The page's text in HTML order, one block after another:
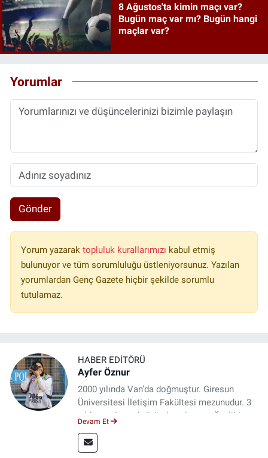
8 Ağustos'ta kimin maçı var?
Bugün maç var mı? Bugün hangi
maçlar var?
Yorumlar
Gönder
Yorum yazarak topluluk kurallarımızı kabul etmiş
bulunuyor ve tüm sorumluluğu üstleniyorsunuz. Yazılan
yorumlardan Genç Gazete hiçbir şekilde sorumlu
tutulamaz.
HABER EDITÖRÜ
Ayfer Öznur
2000 yılında Van’da doğmuştur. Giresun
Üniversitesi İletişim Fakültesi mezunudur. 3
yıldır medya sektöründe çalışıyor. Özelikle
Devam Et